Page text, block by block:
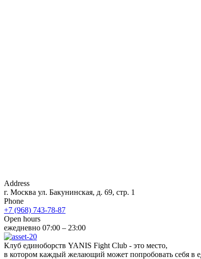
Address
г. Москва ул. Бакунинская, д. 69, стр. 1
Phone
+7 (968) 743-78-87
Open hours
ежедневно 07:00 – 23:00
Клуб единоборств YANIS Fight Club - это место,
в котором каждый желающий может попробовать себя в